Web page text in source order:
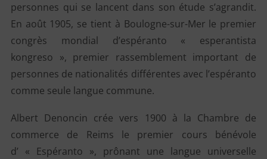
personnes qui se lancent dans son étude s’agrandit.
En août 1905, se tient à Boulogne-sur-Mer le premier
congrès mondial d’espéranto « esperantista
kongreso », premier rassemblement important de
personnes de nationalités différentes avec l’espéranto
comme seule langue commune.
Albert Denoncin crée vers 1900 à la Chambre de
commerce de Reims le premier cours bénévole
d’ « Espéranto », prônant une langue universelle